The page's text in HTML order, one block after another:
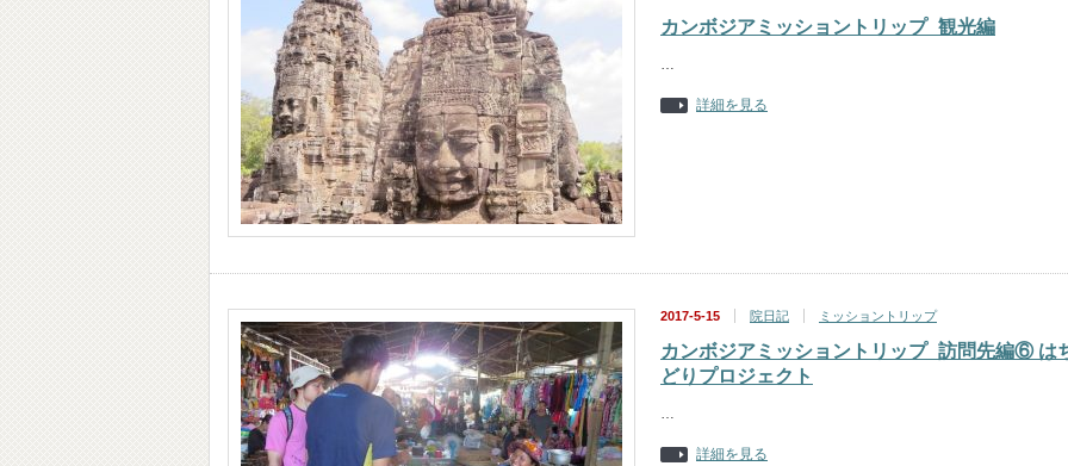
カンボジアミッショントリップ_観光編
…
詳細を見る
2017-5-15 院日記 ミッショントリップ
カンボジアミッショントリップ_訪問先編⑥ は
どりプロジェクト
…
詳細を見る